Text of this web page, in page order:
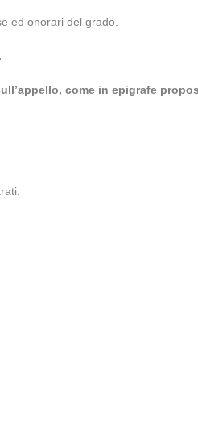
ed onorari del grado.
come in epigrafe